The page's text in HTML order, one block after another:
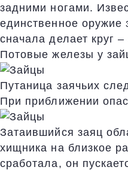
задними ногами.
единственное оружие
сначала делает круг
Потовые железы у
Путаница заячьих
При приближении
Затаившийся заяц
хищника на близкое
сработала, он